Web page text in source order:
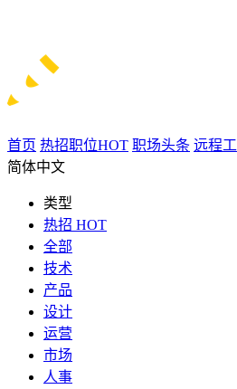
首页 热招职位HOT 职场头条 远程
简体中文
类型
热招 HOT
全部
技术
产品
设计
运营
市场
人事